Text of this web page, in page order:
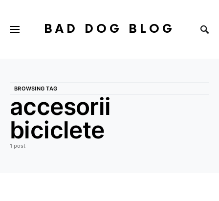
BAD DOG BLOG
BROWSING TAG
accesorii
biciclete
1 post